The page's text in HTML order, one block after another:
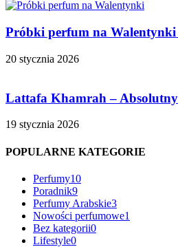
Próbki perfum na
20 stycznia 2026
Lattafa Khamrah –
19 stycznia 2026
POPULARNE KATEGORIE
Perfumy10
Poradnik9
Perfumy Arabskie3
Nowości perfumowe1
Bez kategorii0
Lifestyle0